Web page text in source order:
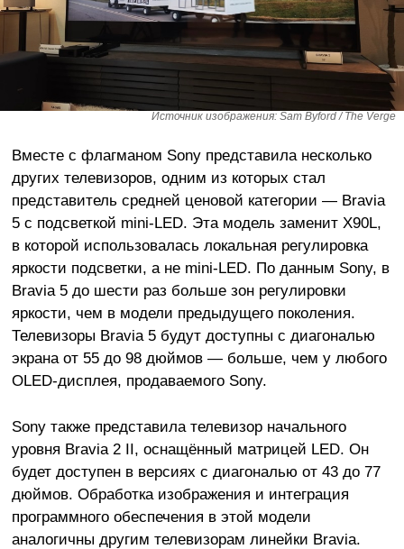
Источник изображения: Sam Byford / The Verge
Вместе с флагманом Sony представила несколько
других телевизоров, одним из которых стал
представитель средней ценовой категории — Bravia
5 с подсветкой mini-LED. Эта модель заменит X90L,
в которой использовалась локальная регулировка
яркости подсветки, а не mini-LED. По данным Sony, в
Bravia 5 до шести раз больше зон регулировки
яркости, чем в модели предыдущего поколения.
Телевизоры Bravia 5 будут доступны с диагональю
экрана от 55 до 98 дюймов — больше, чем у любого
OLED-дисплея, продаваемого Sony.
Sony также представила телевизор начального
уровня Bravia 2 II, оснащённый матрицей LED. Он
будет доступен в версиях с диагональю от 43 до 77
дюймов. Обработка изображения и интеграция
программного обеспечения в этой модели
аналогичны другим телевизорам линейки Bravia.